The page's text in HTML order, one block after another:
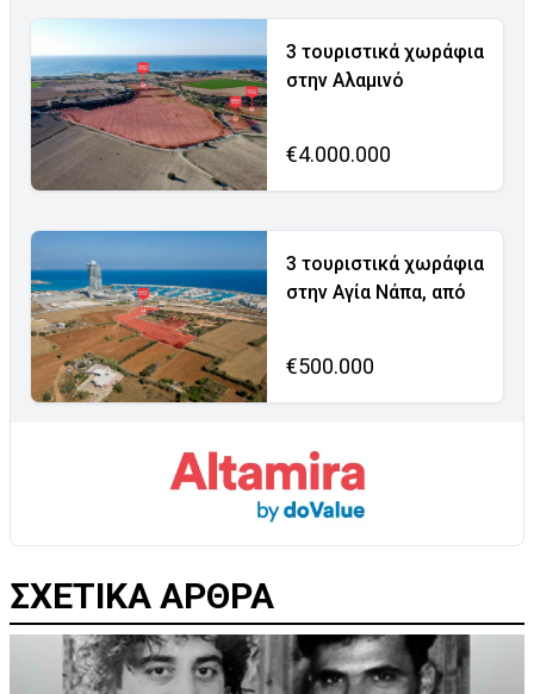
3 τουριστικά χωράφια
στην Αλαμινό
€4.000.000
3 τουριστικά χωράφια
στην Αγία Νάπα, από
€500.000
ΣΧΕΤΙΚΑ ΑΡΘΡΑ